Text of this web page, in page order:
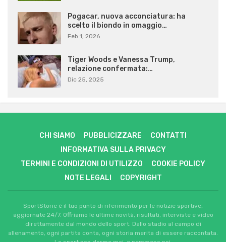
Pogacar, nuova acconciatura: ha
scelto il biondo in omaggio…
Feb 1, 2026
Tiger Woods e Vanessa Trump,
relazione confermata:…
Dic 25, 2025
CHI SIAMO PUBBLICIZZARE
CONTATTI
INFORMATIVA SULLA PRIVACY
TERMINI E CONDIZIONI DI UTILIZZO
COOKIE POLICY
NOTE LEGALI
COPYRIGHT
SportStorie è il tuo punto di riferimento per le notizie sportive,
aggiornate 24/7. Offriamo le ultime novità, risultati, interviste e video
direttamente dal mondo dello sport. Dallo stadio al campo di
allenamento, ogni partita conta, ogni storia merita di essere raccontata.